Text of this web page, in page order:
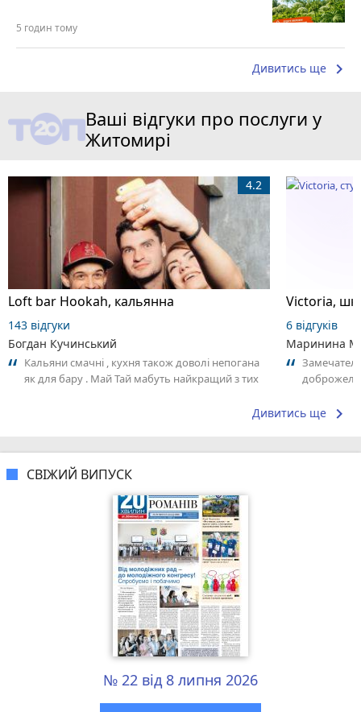
5 годин тому
Дивитись ще keyboard_arrow_right
Ваші відгуки про послуги у
Житомирі
Loft bar Hookah, кальянна
4.2
143 відгуки
Богдан Кучинський
Кальяни смачні , кухня також доволі непогана
як для бару . Май Тай мабуть найкращий з тих
6 відгуків
Маринина
Дивитись ще keyboard_arrow_right
СВІЖИЙ ВИПУСК
№ 22 від 8 липня 2026